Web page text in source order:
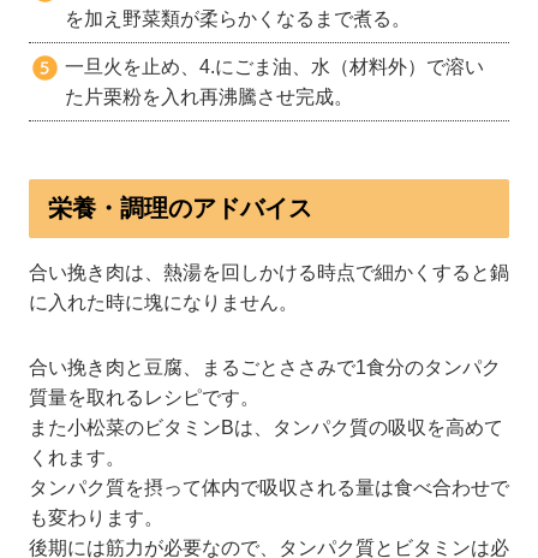
を加え野菜類が柔らかくなるまで煮る。
一旦火を止め、4.にごま油、水（材料外）で溶い
た片栗粉を入れ再沸騰させ完成。
栄養・調理のアドバイス
合い挽き肉は、熱湯を回しかける時点で細かくすると鍋
に入れた時に塊になりません。
合い挽き肉と豆腐、まるごとささみで1食分のタンパク
質量を取れるレシピです。
また小松菜のビタミンBは、タンパク質の吸収を高めて
くれます。
タンパク質を摂って体内で吸収される量は食べ合わせで
も変わります。
後期には筋力が必要なので、タンパク質とビタミンは必